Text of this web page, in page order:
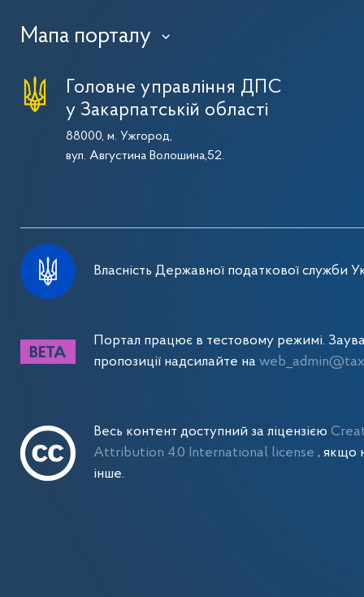
Мапа порталу ›
Головне управління ДПС
у Закарпатській області
88000, м. Ужгород,
вул. Августина Волошина,52.
Власність Державної податкової служби
Портал працює в тестовому режимі.
пропозиції надсилайте на
Весь контент доступний за ліцензією
Attribution 4.0 International license , якщо
інше.